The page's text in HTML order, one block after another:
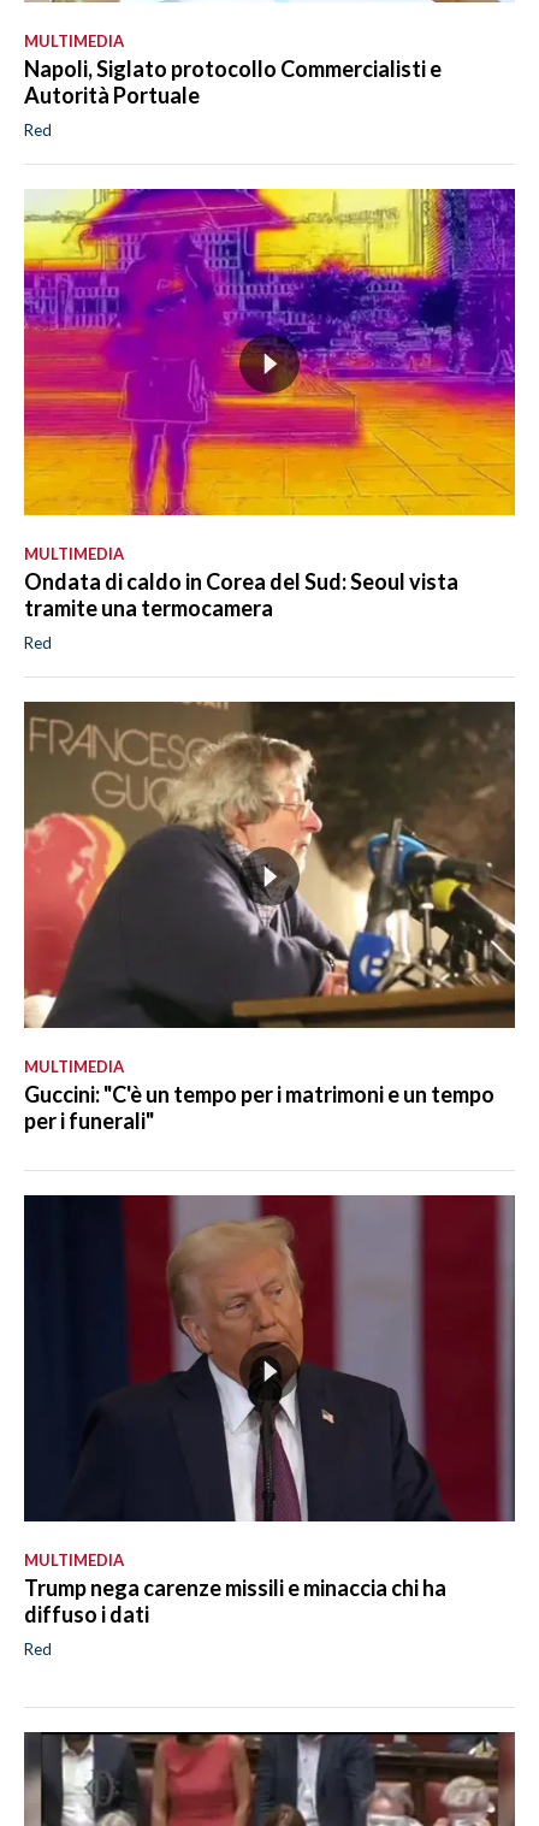
MULTIMEDIA
Napoli, Siglato protocollo Commercialisti e
Autorità Portuale
Red
MULTIMEDIA
Ondata di caldo in Corea del Sud: Seoul vista
tramite una termocamera
Red
MULTIMEDIA
Guccini: "C'è un tempo per i matrimoni e un tempo
per i funerali"
MULTIMEDIA
Trump nega carenze missili e minaccia chi ha
diffuso i dati
Red